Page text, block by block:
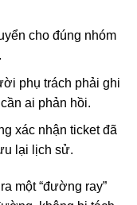
cho đúng nhóm
phụ trách phải ghi
ai phản hồi.
xác nhận ticket đã
lại lịch sử.
một “đường ray”